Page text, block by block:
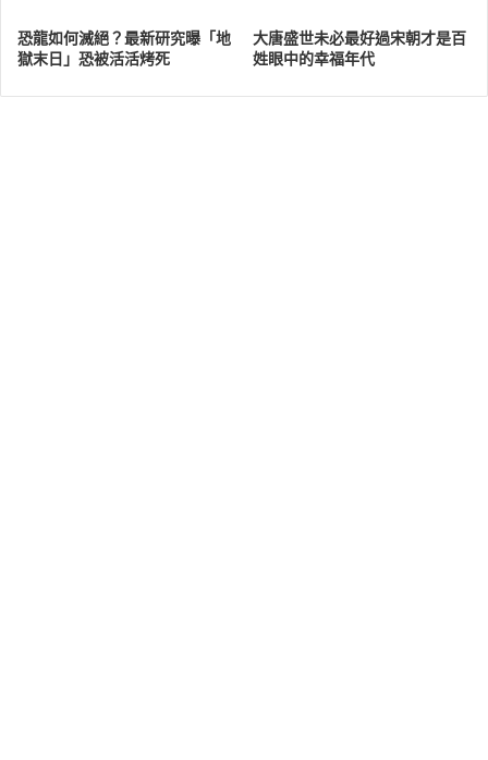
恐龍如何滅絕？最新研究曝「地
獄末日」恐被活活烤死
大唐盛世未必最好過宋朝才是百
姓眼中的幸福年代